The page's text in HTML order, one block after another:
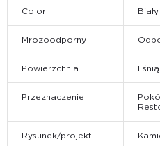
Color Biały
Mrozoodporny
Powierzchnia
Przeznaczenie
Rysunek/projekt